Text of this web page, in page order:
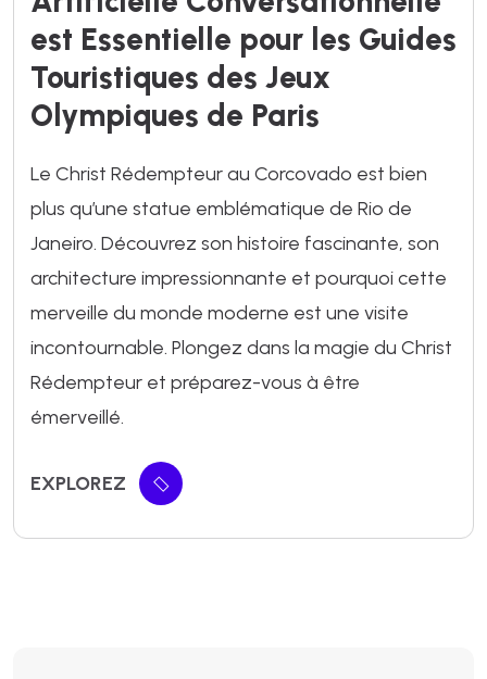
est Essentielle pour les Guides
Touristiques des Jeux
Olympiques de Paris
Le Christ Rédempteur au Corcovado est bien
plus qu’une statue emblématique de Rio de
Janeiro. Découvrez son histoire fascinante, son
architecture impressionnante et pourquoi cette
merveille du monde moderne est une visite
incontournable. Plongez dans la magie du Christ
Rédempteur et préparez-vous à être
émerveillé.
EXPLOREZ